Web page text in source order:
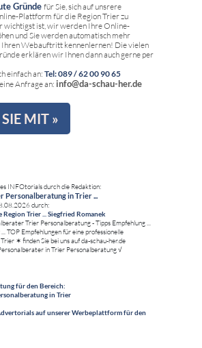
Gründe für Sie, sich auf unsrere
Plattform für die Region Trier zu
wichtigst ist, wir werden Ihre Online-
und Sie werden automatisch mehr
Ihren Webauftritt kennenlernen! Die vielen
erklären wir Ihnen dann auch gerne per
einfach an: Tel: 089 / 62 00 90 65
Anfrage an: info@da-schau-her.de
MIT »
INFOtorials durch die Redaktion:
Personalberatung in Trier ...
durch:
Region Trier ... Siegfried Romanek
Trier Personalberatung - Tipps Empfehlung ...
TOP Empfehlungen für eine professionelle
✶ finden Sie bei uns auf da-schau-her.de
in Trier Personalberatung √
für den Bereich:
in Trier
auf unserer Werbeplattform für den